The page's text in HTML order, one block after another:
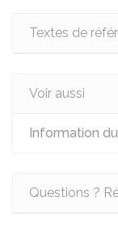
Textes de
Voir aussi
Information
Questions ?